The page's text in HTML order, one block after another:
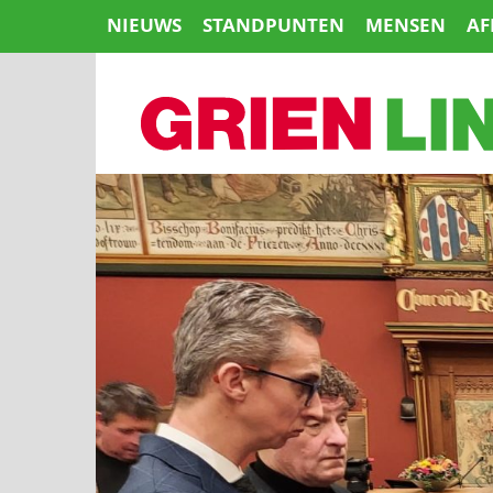
NIEUWS STANDPUNTEN MENSEN
HOME